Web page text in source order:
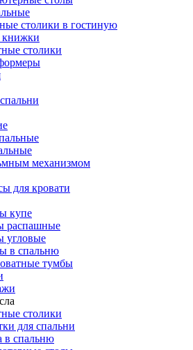
столики в гостиную
книжки
столики
механизмом
для кровати
купе
распашные
угловые
в спальню
тумбы
столики
для спальни
в спальню